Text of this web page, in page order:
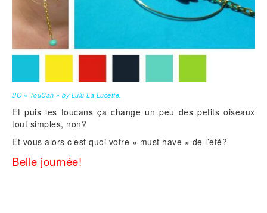
BO « TouCan » by Lulu La Lucette.
Et puis les toucans ça change un peu des petits oiseaux
tout simples, non?
Et vous alors c’est quoi votre « must have » de l’été?
Belle journée!